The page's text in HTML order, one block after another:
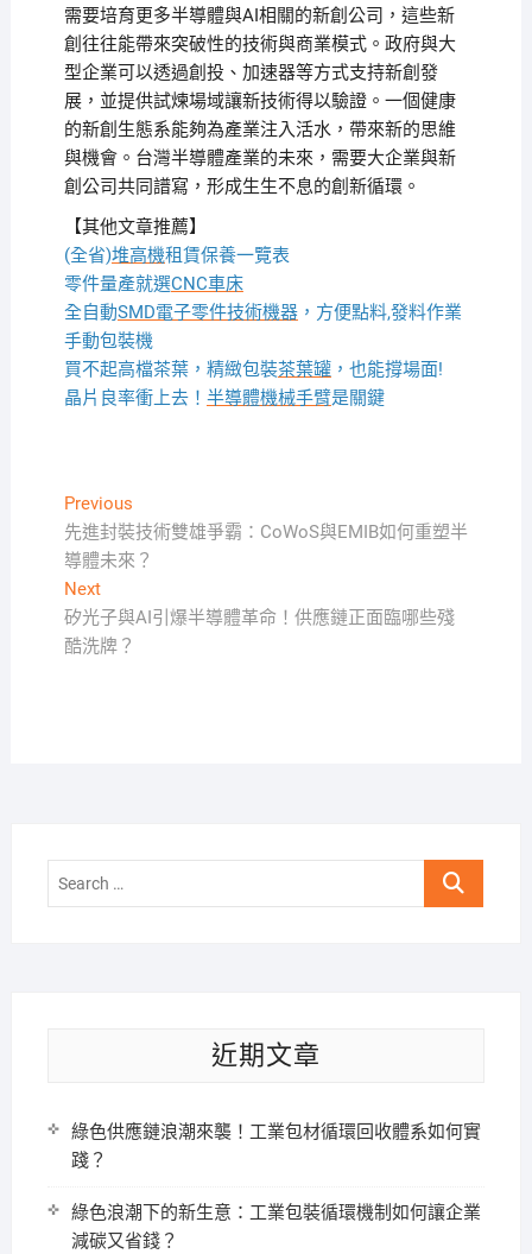
需要培育更多半導體與AI相關的新創公司，這些新
創往往能帶來突破性的技術與商業模式。政府與大
型企業可以透過創投、加速器等方式支持新創發
展，並提供試煉場域讓新技術得以驗證。一個健康
的新創生態系能夠為產業注入活水，帶來新的思維
與機會。台灣半導體產業的未來，需要大企業與新
創公司共同譜寫，形成生生不息的創新循環。
【其他文章推薦】
(全省)堆高機租賃保養一覽表
零件量產就選CNC車床
全自動SMD電子零件技術機器，方便點料,發料作業
手動包裝機
買不起高檔茶葉，精緻包裝茶葉罐，也能撐場面!
晶片良率衝上去！ 半導體機械手臂是關鍵
文
章
導
覽
PreviousPrevious
post:
先進封裝技術雙雄爭霸：CoWoS與EMIB如何重塑半
導體未來？
NextNext
post:
矽光子與AI引爆半導體革命！供應鏈正面臨哪些殘
酷洗牌？
Search
近期文章
綠色供應鏈浪潮來襲！工業包材循環回收體系如何實
踐？
綠色浪潮下的新生意：工業包裝循環機制如何讓企業
減碳又省錢？